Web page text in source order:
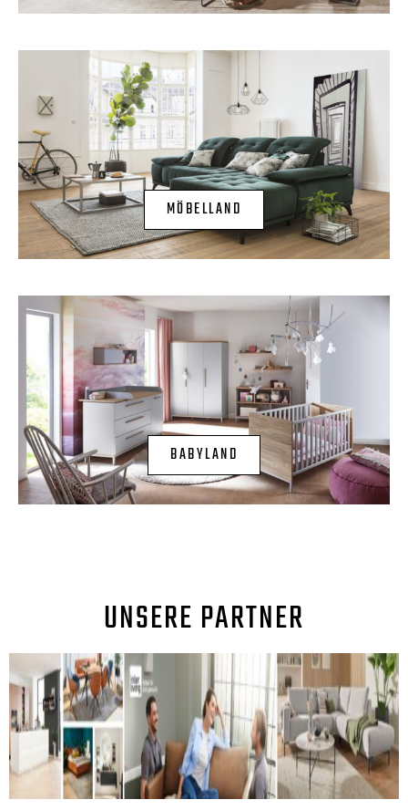
MÖBELLAND
BABYLAND
UNSERE PARTNER